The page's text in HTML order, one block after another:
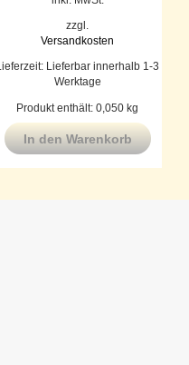
zzgl.
Versandkosten
Lieferzeit:
Lieferbar innerhalb 1-3
Werktage
Produkt enthält: 0,050kg
In den Warenkorb